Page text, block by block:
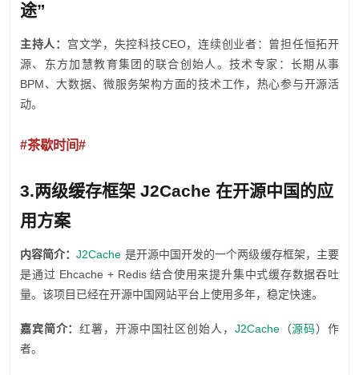
途”
主持人： 宫文学，失控科技CEO，连续创业者：曾担任恒拓开
源、东方加慧教育集团的联合创始人。技术专家：长期从事
BPM、大数据、微服务架构方面的技术工作，热心参与开源活
动。
#茶歇时间#
3.两级缓存框架 J2Cache 在开源中国的应
用方案
内容简介：J2Cache 是开源中国开发的一个两级缓存框架，主要
是通过 Ehcache + Redis 结合使用来提升集中式缓存数据吞吐
量。该项目已经在开源中国网站平台上使用多年，稳定快速。
嘉宾简介：红薯，开源中国社区创始人， J2Cache（源码）作
者。